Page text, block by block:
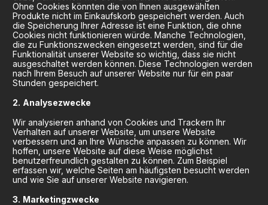
Ohne Cookies könnten die von Ihnen ausgewählten
Produkte nicht im Einkaufskorb gespeichert werden. Auch
die Speicherung Ihrer Adresse ist eine Funktion, die ohne
Cookies nicht funktionieren würde. Manche Technologien,
die zu Funktionszwecken eingesetzt werden, sind für die
Funktionalität unserer Website so wichtig, dass sie nicht
ausgeschaltet werden können. Diese Technologien werden
nach Ihrem Besuch auf unserer Website nur für ein paar
Stunden gespeichert.
Analysezwecke
Wir analysieren anhand von Cookies und Trackern Ihr
Verhalten auf unserer Website, um unsere Website
verbessern und an Ihre Wünsche anpassen zu können. Wir
hoffen, unsere Website auf diese Weise möglichst
benutzerfreundlich gestalten zu können. Zum Beispiel
erfassen wir, welche Seiten am häufigsten besucht werden
und wie Sie auf unserer Website navigieren.
Marketingzwecke